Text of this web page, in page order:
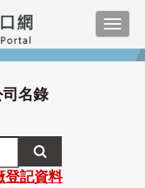
司名錄
登記資料